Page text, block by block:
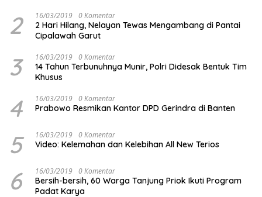
2 16/03/2019 0 Komentar
2 Hari Hilang, Nelayan Tewas Mengambang di Pantai
Cipalawah Garut
3 16/03/2019 0 Komentar
14 Tahun Terbunuhnya Munir, Polri Didesak Bentuk Tim
Khusus
4 16/03/2019 0 Komentar
Prabowo Resmikan Kantor DPD Gerindra di Banten
5 16/03/2019 0 Komentar
Video: Kelemahan dan Kelebihan All New Terios
6 16/03/2019 0 Komentar
Bersih-bersih, 60 Warga Tanjung Priok Ikuti Program
Padat Karya